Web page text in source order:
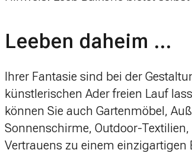
Leeben daheim …
Ihrer Fantasie sind bei der
künstlerischen Ader freien Lauf
können Sie auch Gartenmöbel,
Sonnenschirme, Outdoor-
Vertrauens zu einem einzigartigen